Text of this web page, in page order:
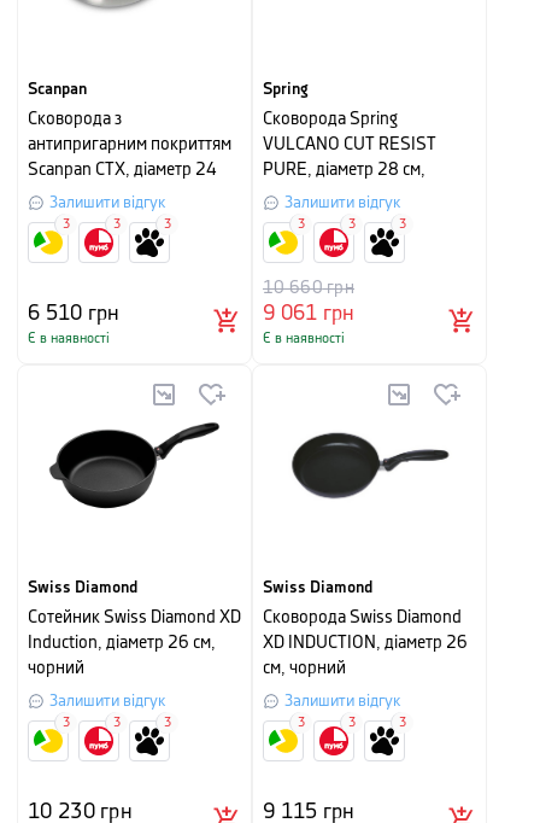
Scanpan
Сковорода з
антипригарним покриттям
Scanpan CTX, діаметр 24
см, сірий
Залишити відгук
6 510 грн
Є в наявності
3 3 3
Spring
Сковорода Spring
VULCANO CUT RESIST
PURE, діаметр 28 см,
чорний
Залишити відгук
9 061 грн
10 660грн
Є в наявності
3 3 3
Swiss Diamond
Сотейник Swiss Diamond XD
Induction, діаметр 26 см,
чорний
Залишити відгук
10 230грн
3 3 3
Swiss Diamond
Сковорода Swiss Diamond
XD INDUCTION, діаметр 26
см, чорний
Залишити відгук
9 115 грн
3 3 3